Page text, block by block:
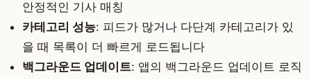
안정적인 기사 매칭
카테고리 성능: 피드가 많거나 다단계 카테고리가 있
을 때 목록이 더 빠르게 로드됩니다
백그라운드 업데이트: 앱의 백그라운드 업데이트 로직